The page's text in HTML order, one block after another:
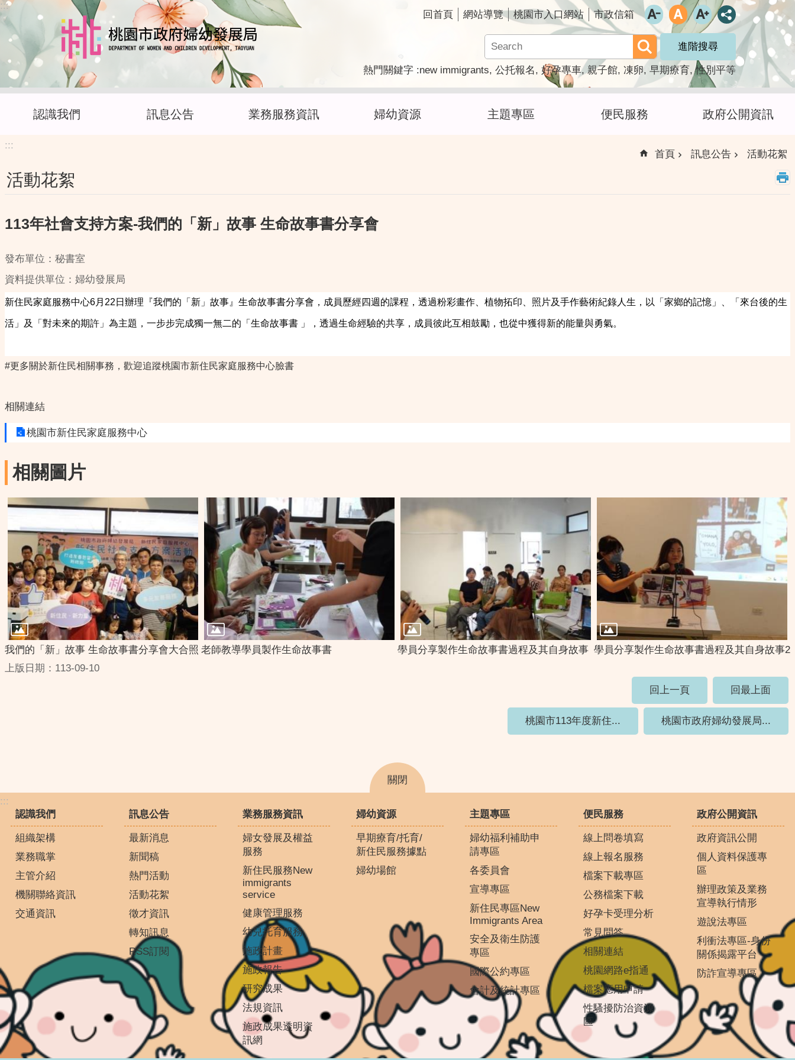
跳到主要內容區塊
:::
回首頁 網站導覽 桃園市入口網站 市政信箱
進階搜尋
熱門關鍵字 new immigrants 公托報名 好孕專車 親子館 凍卵 早期療育 性別平等
認識我們 訊息公告 業務服務資訊 婦幼資源 主題專區 便民服務 政府公開資訊
:::
首頁 訊息公告 活動花絮
活動花絮
113年社會支持方案-我們的「新」故事 生命故事書分享會
發布單位：秘書室
資料提供單位：婦幼發展局
新住民家庭服務中心6月22日辦理『我們的「新」故事』生命故事書分享會，成員歷經四週的課程，透過粉彩畫作、植物拓印、照片及手作藝術紀錄人生，以「家鄉的記憶」、「來台後的生
活」及「對未來的期許」為主題，一步步完成獨一無二的「生命故事書 」，透過生命經驗的共享，成員彼此互相鼓勵，也從中獲得新的能量與勇氣。
#更多關於新住民相關事務，歡迎追蹤桃園市新住民家庭服務中心臉書
相關連結
桃園市新住民家庭服務中心
相關圖片
我們的「新」故事 生命故事書分享會大合照 老師教導學員製作生命故事書 學員分享製作生命故事書過程及其自身故事 學員分享製作生命故事書過程及其自身故事2
上版日期：113-09-10
回上一頁
回最上面
桃園市113年度新住... 桃園市政府婦幼發展局...
關閉
:::
認識我們
組織架構
業務職掌
主管介紹
機關聯絡資訊
交通資訊
訊息公告
最新消息
新聞稿
熱門活動
活動花絮
徵才資訊
轉知訊息
RSS訂閱
業務服務資訊
婦女發展及權益
服務
新住民服務New
immigrants
service
健康管理服務
幼兒托育服務
施政計畫
施政報告
研究成果
法規資訊
施政成果透明資
訊網
婦幼資源
早期療育/托育/
新住民服務據點
婦幼場館
主題專區
婦幼福利補助申
請專區
各委員會
宣導專區
新住民專區New
Immigrants Area
安全及衛生防護
專區
國際公約專區
會計及統計專區
便民服務
線上問卷填寫
線上報名服務
檔案下載專區
公務檔案下載
好孕卡受理分析
常見問答
相關連結
桃園網路e指通
檔案應用申請
性騷擾防治資源
區
政府公開資訊
政府資訊公開
個人資料保護專
區
辦理政策及業務
宣導執行情形
遊說法專區
利衝法專區-身份
關係揭露平台
防詐宣導專區